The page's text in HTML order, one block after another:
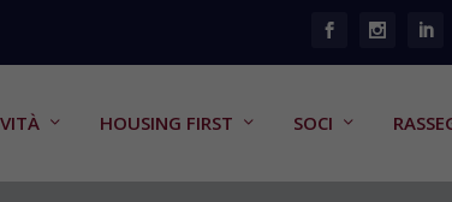
HOUSING FIRST SOCI